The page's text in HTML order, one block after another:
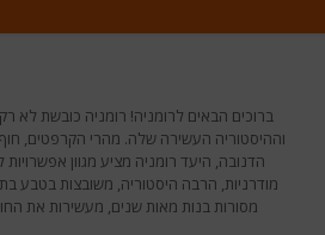
ברוכים הבאים לרומניה! רומניה כובשת לא
וההיסטוריה העשירה שלה. מהרי הקרפטים,
הדנובה, היעד רומניה מציע מגוון
מודרניות, הרבה היסטוריה, משובצות בטבע
מסורות בנות מאות שנים, מעשירות את